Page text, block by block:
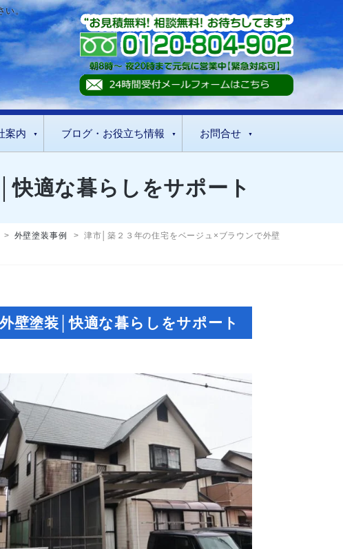
い。
案内 ブログ・お役立ち情報 お問合せ
適な暮らしをサポート
> 外壁塗装事例 > 津市│築２３年の住宅をベージュ×ブラウンで外壁
壁塗装│快適な暮らしをサポート